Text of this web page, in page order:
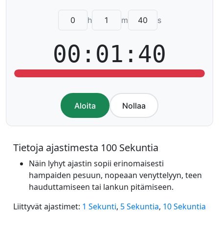
h m s
00:01:40
Aloita Nollaa
Tietoja ajastimesta 100 Sekuntia
Näin lyhyt ajastin sopii erinomaisesti
hampaiden pesuun, nopeaan venyttelyyn, teen
hauduttamiseen tai lankun pitämiseen.
Liittyvät ajastimet: 1 Sekunti, 5 Sekuntia, 10 Sekuntia